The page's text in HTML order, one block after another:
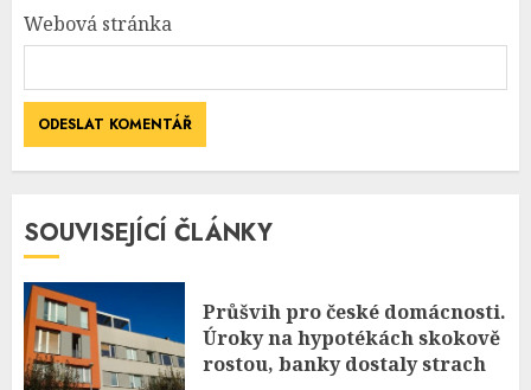
Webová stránka
SOUVISEJÍCÍ ČLÁNKY
Průšvih pro české domácnosti.
Úroky na hypotékách skokově
rostou, banky dostaly strach